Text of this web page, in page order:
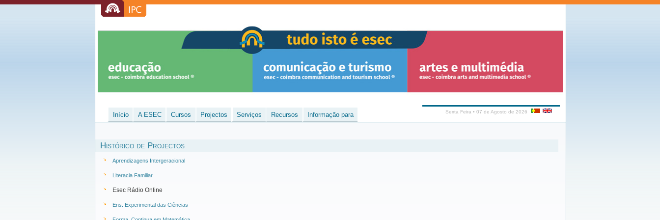
Início A ESEC Cursos Projectos Serviços Recursos Informação para Sexta Feira • 07 de Agosto de 2026
Histórico de Projectos
Aprendizagens Intergeracional
Literacia Familiar
Esec Rádio Online
Ens. Experimental das Ciências